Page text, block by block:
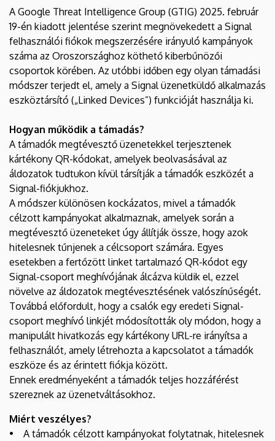
A Google Threat Intelligence Group (GTIG) 2025. február
19-én kiadott jelentése szerint megnövekedett a Signal
felhasználói fiókok megszerzésére irányuló kampányok
száma az Oroszországhoz köthető kiberbűnözői
csoportok körében. Az utóbbi időben egy olyan támadási
módszer terjedt el, amely a Signal üzenetküldő alkalmazás
eszköztársító („Linked Devices”) funkcióját használja ki.
Hogyan működik a támadás?
A támadók megtévesztő üzenetekkel terjesztenek
kártékony QR-kódokat, amelyek beolvasásával az
áldozatok tudtukon kívül társítják a támadók eszközét a
Signal-fiókjukhoz.
A módszer különösen kockázatos, mivel a támadók
célzott kampányokat alkalmaznak, amelyek során a
megtévesztő üzeneteket úgy állítják össze, hogy azok
hitelesnek tűnjenek a célcsoport számára. Egyes
esetekben a fertőzött linket tartalmazó QR-kódot egy
Signal-csoport meghívójának álcázva küldik el, ezzel
növelve az áldozatok megtévesztésének valószínűségét.
Továbbá előfordult, hogy a csalók egy eredeti Signal-
csoport meghívó linkjét módosították oly módon, hogy a
manipulált hivatkozás egy kártékony URL-re irányítsa a
felhasználót, amely létrehozta a kapcsolatot a támadók
eszköze és az érintett fiókja között.
Ennek eredményeként a támadók teljes hozzáférést
szereznek az üzenetváltásokhoz.
Miért veszélyes?
• A támadók célzott kampányokat folytatnak, hitelesnek